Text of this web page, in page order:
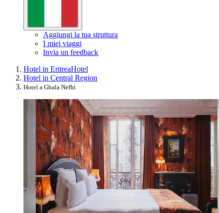
Aggiungi la tua struttura
I miei viaggi
Invia un feedback
Hotel in EritreaHotel
Hotel in Central Region
Hotel a Ghala Nefhi